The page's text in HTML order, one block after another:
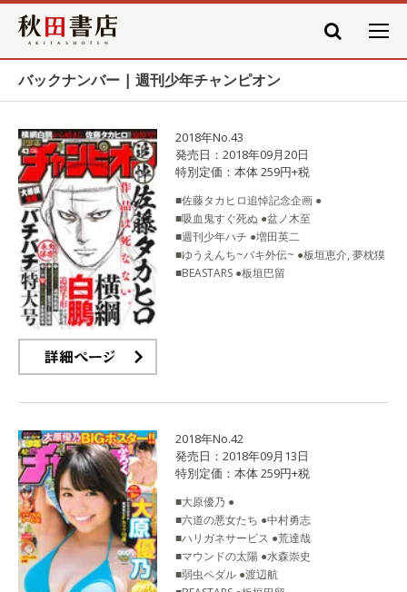
秋田書店
バックナンバー | 週刊少年チャンピオン
2018年No.43
発売日：2018年09月20日
特別定価：本体 259円+税
■佐藤タカヒロ追悼記念企画 ●
■吸血鬼すぐ死ぬ ●盆ノ木至
■週刊少年ハチ ●増田英二
■ゆうえんち~バキ外伝~ ●板垣恵介, 夢枕獏
■BEASTARS ●板垣巴留
2018年No.42
発売日：2018年09月13日
特別定価：本体 259円+税
■大原優乃 ●
■六道の悪女たち ●中村勇志
■ハリガネサービス ●荒達哉
■マウンドの太陽 ●水森崇史
■弱虫ペダル ●渡辺航